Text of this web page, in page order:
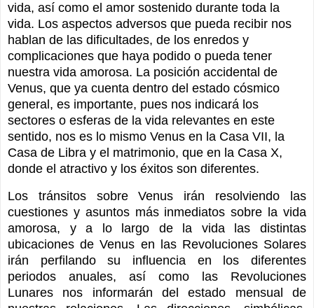
vida, así como el amor sostenido durante toda la
vida. Los aspectos adversos que pueda recibir nos
hablan de las dificultades, de los enredos y
complicaciones que haya podido o pueda tener
nuestra vida amorosa. La posición accidental de
Venus, que ya cuenta dentro del estado cósmico
general, es importante, pues nos indicará los
sectores o esferas de la vida relevantes en este
sentido, nos es lo mismo Venus en la Casa VII, la
Casa de Libra y el matrimonio, que en la Casa X,
donde el atractivo y los éxitos son diferentes.
Los tránsitos sobre Venus irán resolviendo las
cuestiones y asuntos más inmediatos sobre la vida
amorosa, y a lo largo de la vida las distintas
ubicaciones de Venus en las Revoluciones Solares
irán perfilando su influencia en los diferentes
periodos anuales, así como las Revoluciones
Lunares nos informarán del estado mensual de